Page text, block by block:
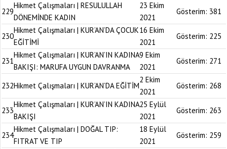
229
Hikmet Çalışmaları | RESULULLAH
DÖNEMİNDE KADIN
23 Ekim
2021
Gösterim: 381
230
Hikmet Çalışmaları | KUR’AN’DA ÇOCUK
EĞİTİMİ
16 Ekim
2021
Gösterim: 225
231
Hikmet Çalışmaları | KUR’AN’IN KADINA
BAKIŞI: MARUFA UYGUN DAVRANMA
9 Ekim
2021
Gösterim: 271
232Hikmet Çalışmaları | KUR’AN’DA EĞİTİM
2 Ekim
2021
Gösterim: 268
233
Hikmet Çalışmaları | KUR’AN’IN KADINA
BAKIŞI
25 Eylül
2021
Gösterim: 263
234
Hikmet Çalışmaları | DOĞAL TIP:
FITRAT VE TIP
18 Eylül
2021
Gösterim: 259